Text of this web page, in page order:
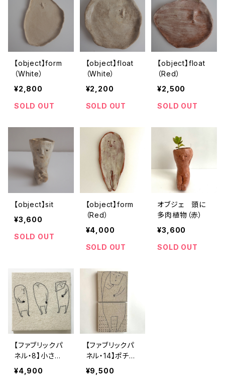
【object】form
（White）
¥2,800
SOLD OUT
【object】float
（White）
¥2,200
SOLD OUT
【object】float
（Red）
¥2,500
SOLD OUT
【object】sit
¥3,600
SOLD OUT
【object】form
（Red）
¥4,000
SOLD OUT
オブジェ 頭に
多肉植物（赤）
¥3,600
SOLD OUT
【ファブリックパ
ネル・8】小さな
おてて
¥4,900
【ファブリックパ
ネル・14】ポチポ
チ
¥9,500